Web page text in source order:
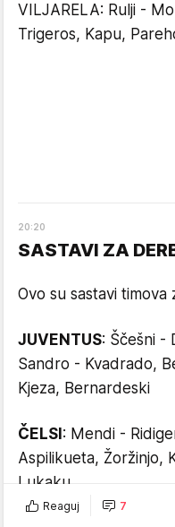
VILJARELA: Rulji -
Trigeros, Kapu,
20:20
SASTAVI ZA
Ovo su sastavi
JUVENTUS: Ščešni -
Sandro - Kvadrado,
Kjeza, Bernardeski
ČELSI : Mendi -
Aspilikueta, Žoržinjo,
Lukaku
Reaguj 7